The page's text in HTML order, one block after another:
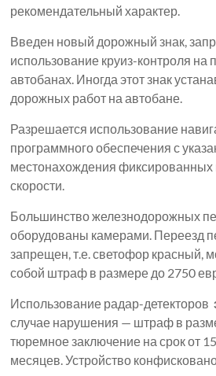
рекомендательный характер.
Введен новый дорожный знак,
использование круиз-контроля на
автобанах. Иногда этот знак
дорожных работ на автобане.
Разрешается использование
программного обеспечения с
местонахождения фиксированных
скорости.
Большинство железнодорожных
оборудованы камерами. Переезд
запрещен, т.е. светофор красный,
собой штраф в размере до 2750
Использование радар-детекторов
случае нарушения — штраф в
тюремное заключение на срок от
месяцев. Устройство